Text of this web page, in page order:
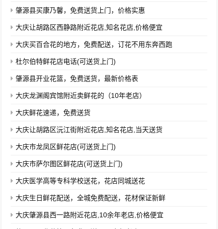
肇源县买康乃馨，免费送货上门，价格实惠
大庆让胡路区西静路附近花店,知名花店,价格便宜
大庆买百合花的地方，免费配送，订花不用东奔西跑
杜尔伯特鲜花店电话(可送货上门)
肇源县开业花篮，免费送货，最新价格表
大庆龙渊阁宾馆附近卖鲜花的（10年老店）
大庆鲜花速递，免费送货
大庆让胡路区沅江街附近花店,知名花店,当天送货
大庆市龙凤区鲜花店(可送货上门)
大庆市萨尔图区鲜花店(可送货上门)
大庆医学高等专科学校送花，花店同城送花
大庆生日鲜花配送，全城免费配送，花材保证新鲜
大庆肇源县西一路附近花店,10余年老店,价格便宜